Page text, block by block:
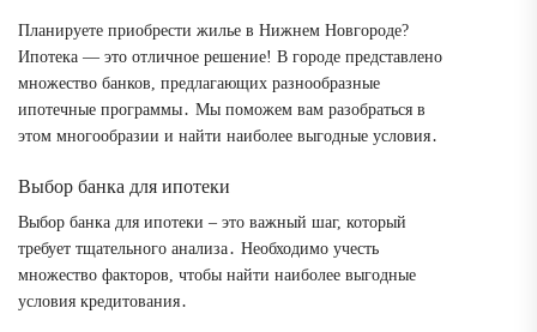
Планируете приобрести жилье в Нижнем Новгороде?
Ипотека ― это отличное решение! В городе представлено
множество банков, предлагающих разнообразные
ипотечные программы․ Мы поможем вам разобраться в
этом многообразии и найти наиболее выгодные условия․
Выбор банка для ипотеки
Выбор банка для ипотеки – это важный шаг, который
требует тщательного анализа․ Необходимо учесть
множество факторов, чтобы найти наиболее выгодные
условия кредитования․